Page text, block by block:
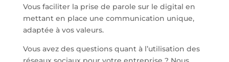
Vous faciliter la prise de parole sur le digital en
mettant en place une communication unique,
adaptée à vos valeurs.
Vous avez des questions quant à l’utilisation des